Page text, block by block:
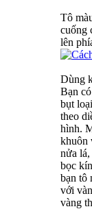
Tô
cuống
lên
Dùng
Bạn
bụt
theo
hình.
khuôn
nửa lá,
bọc
bạn tô
với
vàng